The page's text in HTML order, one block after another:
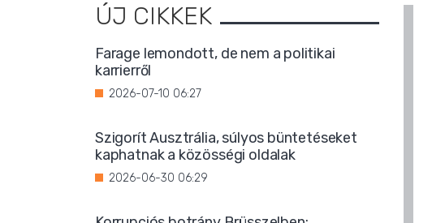
ÚJ CIKKEK
Farage lemondott, de nem a politikai
karrierről
2026-07-10 06:27
Szigorít Ausztrália, súlyos büntetéseket
kaphatnak a közösségi oldalak
2026-06-30 06:29